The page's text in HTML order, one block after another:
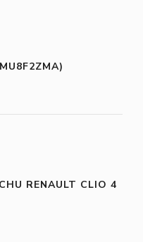
RENAULT CLIO 4